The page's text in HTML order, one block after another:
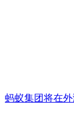
蚂蚁集团将在